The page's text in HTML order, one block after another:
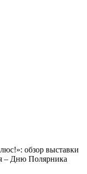
обзор выставки
– Дню Полярника